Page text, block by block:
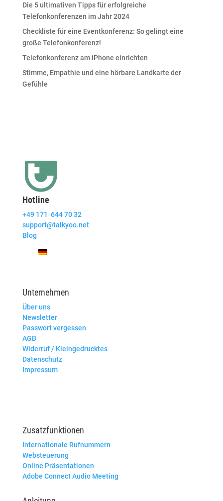
Die 5 ultimativen Tipps für erfolgreiche
Telefonkonferenzen im Jahr 2024
Checkliste für eine Eventkonferenz: So gelingt eine
große Telefonkonferenz!
Telefonkonferenz am iPhone einrichten
Stimme, Empathie und eine hörbare Landkarte der
Gefühle
Hotline
+49 171 644 70 32
support@talkyoo.net
Blog
Unternehmen
Über uns
Newsletter
Passwort vergessen
AGB
Widerruf / Kleingedrucktes
Datenschutz
Impressum
Zusatzfunktionen
Internationale Rufnummern
Websteuerung
Online Präsentationen
Adobe Connect Audio Meeting